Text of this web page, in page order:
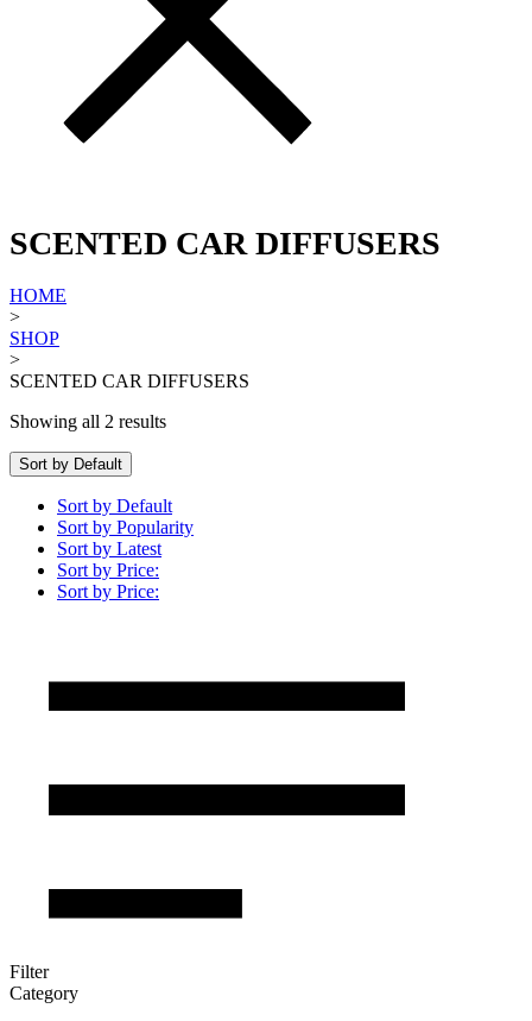
SCENTED CAR DIFFUSERS
HOME
>
SHOP
>
SCENTED CAR DIFFUSERS
Showing all 2 results
Sort by Default
Sort by Default
Sort by Popularity
Sort by Latest
Sort by Price:
Sort by Price:
Filter
Category